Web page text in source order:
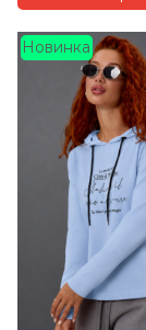
Новинка